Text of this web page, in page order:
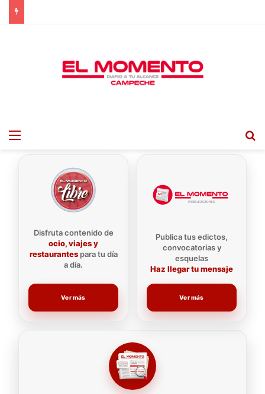
Menu
Disfruta contenido de
ocio, viajes y
restaurantespara tu día
a día.
Ver más
Publica tus edictos,
convocatorias y
esquelas
Haz llegar tu mensaje
Ver más